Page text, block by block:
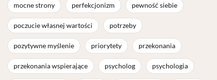
mocne strony perfekcjonizm pewność siebie
poczucie własnej wartości potrzeby
pozytywne myślenie priorytety przekonania
przekonania wspierające psycholog psychologia